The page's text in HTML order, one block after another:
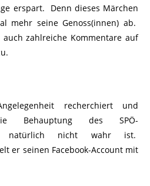
erspart. Denn dieses Märchen
mehr seine Genoss(innen) ab.
zahlreiche Kommentare auf
recherchiert und
Behauptung des SPÖ-
natürlich nicht wahr ist.
er seinen Facebook-Account mit